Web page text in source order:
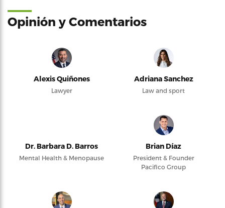
Opinión y Comentarios
Alexis Quiñones
Lawyer
Adriana Sanchez
Law and sport
Dr. Barbara D. Barros
Mental Health & Menopause
Brian Díaz
President & Founder
Pacifico Group